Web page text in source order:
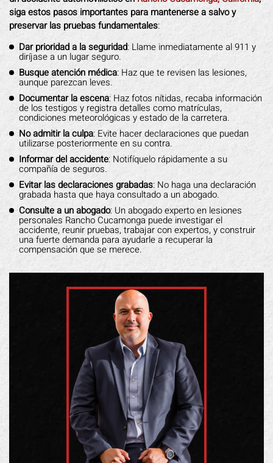
siga estos pasos importantes para mantenerse a salvo y
preservar las pruebas fundamentales:
Dar prioridad a la seguridad: Llame inmediatamente al 911 y
diríjase a un lugar seguro.
Busque atención médica: Haz que te revisen las lesiones,
aunque parezcan leves.
Documentar la escena: Haz fotos nítidas, recaba información
de los testigos y registra detalles como matrículas,
condiciones meteorológicas y estado de la carretera.
No admitir la culpa: Evite hacer declaraciones que puedan
utilizarse posteriormente en su contra.
Informar del accidente: Notifíquelo rápidamente a su
compañía de seguros.
Evitar las declaraciones grabadas: No haga una declaración
grabada hasta que haya consultado a un abogado.
Consulte a un abogado: Un abogado experto en lesiones
personales Rancho Cucamonga puede investigar el
accidente, reunir pruebas, trabajar con expertos, y construir
una fuerte demanda para ayudarle a recuperar la
compensación que se merece.